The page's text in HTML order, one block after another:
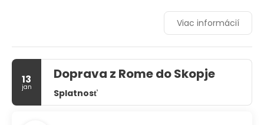
Make use of convenient amenities such as
complimentary wireless internet access, concierge
services, and a banquet hall.
Stay in one of 66 guestrooms featuring flat-screen
televisions. Private bathrooms with showers feature
complimentary toiletries and bidets. Conveniences
include safes and desks, and housekeeping is provided
Viac informácií
13
jan
Doprava z Rome do Skopje
Splatnosť